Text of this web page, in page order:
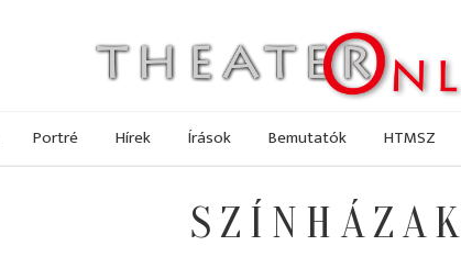
Portré Hírek Írások Bemutatók HTMSZ
SZÍNHÁZAK